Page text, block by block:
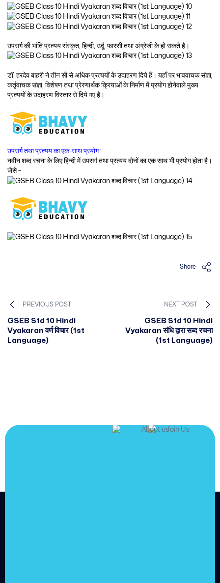
उपसर्ग की भांति प्रत्यय संस्कृत, हिन्दी, उर्दू, फारसी तथा अंग्रेजी के हो सकते है।
डॉ. हरदेव बाहरी ने तीन सौ से अधिक प्रत्ययों के उदाहरण दिये हैं। यहाँ पर भाववाचक संज्ञा,
कर्तृवाचक संज्ञा, विशेषण तथा प्रेरणार्थक क्रियाओं के निर्माण में प्रयोग होनेवाले मुख्य
प्रत्ययों के उदाहरण विस्तार से दिये गए हैं।
उपसर्ग तथा प्रत्यय का एक-साथ प्रयोग :
नवीन शब्द रचना के लिए हिन्दी में उपसर्ग तथा प्रत्यय दोनों का एक साथ भी प्रयोग होता है।
जैसे –
Share
PREVIOUS POST
GSEB Std 10 Hindi
Vyakaran वर्ण विचार (1st
Language)
NEXT POST
GSEB Std 10 Hindi
Vyakaran संधि द्वारा सब्द रचना
(1st Language)